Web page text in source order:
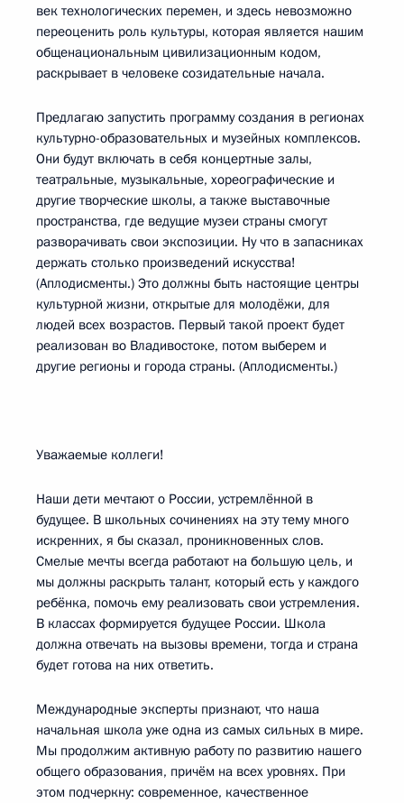
век технологических перемен, и здесь невозможно
переоценить роль культуры, которая является нашим
общенациональным цивилизационным кодом,
раскрывает в человеке созидательные начала.
Предлагаю запустить программу создания в регионах
культурно-образовательных и музейных комплексов.
Они будут включать в себя концертные залы,
театральные, музыкальные, хореографические и
другие творческие школы, а также выставочные
пространства, где ведущие музеи страны смогут
разворачивать свои экспозиции. Ну что в запасниках
держать столько произведений искусства!
(Аплодисменты.) Это должны быть настоящие центры
культурной жизни, открытые для молодёжи, для
людей всех возрастов. Первый такой проект будет
реализован во Владивостоке, потом выберем и
другие регионы и города страны. (Аплодисменты.)
Уважаемые коллеги!
Наши дети мечтают о России, устремлённой в
будущее. В школьных сочинениях на эту тему много
искренних, я бы сказал, проникновенных слов.
Смелые мечты всегда работают на большую цель, и
мы должны раскрыть талант, который есть у каждого
ребёнка, помочь ему реализовать свои устремления.
В классах формируется будущее России. Школа
должна отвечать на вызовы времени, тогда и страна
будет готова на них ответить.
Международные эксперты признают, что наша
начальная школа уже одна из самых сильных в мире.
Мы продолжим активную работу по развитию нашего
общего образования, причём на всех уровнях. При
этом подчеркну: современное, качественное